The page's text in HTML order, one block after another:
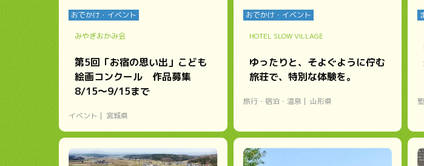
おでかけ・イベント
みやぎおかみ会
第5回「お宿の思い出」こども
絵画コンクール 作品募集
8/15～9/15まで
イベント 宮城県
おでかけ・イベント
HOTEL SLOW VILLAGE
ゆったりと、そよぐように佇む
旅荘で、特別な体験を。
旅行・宿泊・温泉 山形県